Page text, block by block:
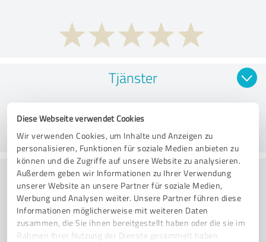
Diese Webseite verwendet Cookies
Wir verwenden Cookies, um Inhalte und Anzeigen zu
personalisieren, Funktionen für soziale Medien anbieten zu
können und die Zugriffe auf unsere Website zu analysieren.
Außerdem geben wir Informationen zu Ihrer Verwendung
unserer Website an unsere Partner für soziale Medien,
Werbung und Analysen weiter. Unsere Partner führen diese
Informationen möglicherweise mit weiteren Daten
zusammen, die Sie ihnen bereitgestellt haben oder die sie im
Rahmen Ihrer Nutzung der Dienste gesammelt haben.
Tjänster
Bearbetning